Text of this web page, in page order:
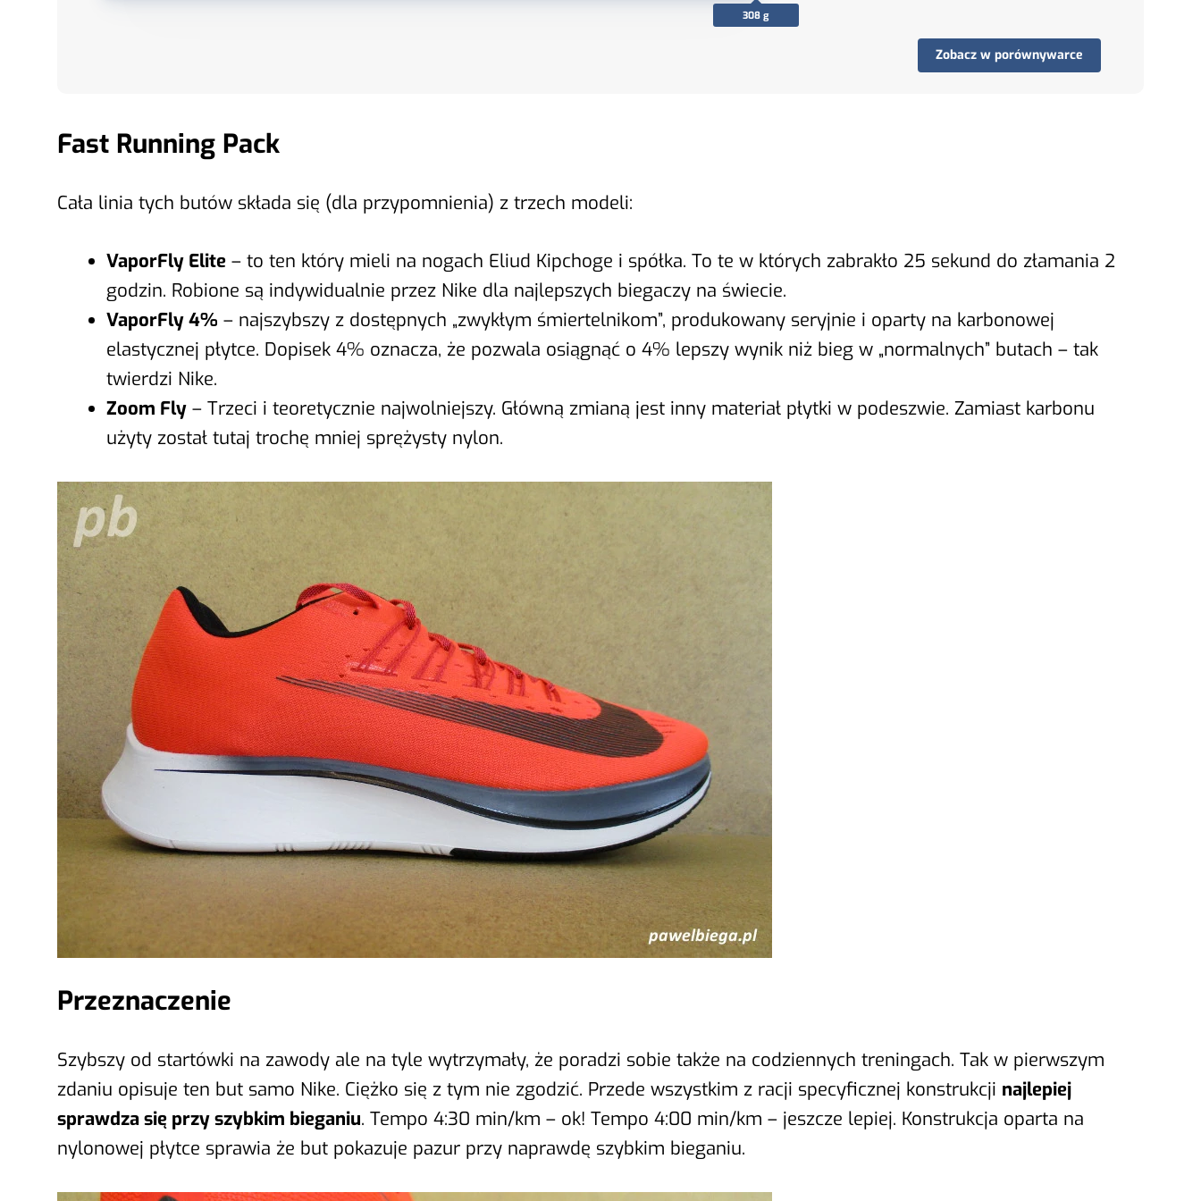
308 g
Zobacz w porównywarce
Fast Running Pack
Cała linia tych butów składa się (dla przypomnienia) z trzech modeli:
VaporFly Elite– to ten który mieli na nogach Eliud Kipchoge i spółka. To te w których zabrakło 25 sekund do złamania 2
godzin. Robione są indywidualnie przez Nike dla najlepszych biegaczy na świecie.
VaporFly 4% – najszybszy z dostępnych „zwykłym śmiertelnikom”, produkowany seryjnie i oparty na karbonowej
elastycznej płytce. Dopisek 4% oznacza, że pozwala osiągnąć o 4% lepszy wynik niż bieg w „normalnych” butach – tak
twierdzi Nike.
Zoom Fly– Trzeci i teoretycznie najwolniejszy. Główną zmianą jest inny materiał płytki w podeszwie. Zamiast karbonu
użyty został tutaj trochę mniej sprężysty nylon.
Przeznaczenie
Szybszy od startówki na zawody ale na tyle wytrzymały, że poradzi sobie także na codziennych treningach. Tak w pierwszym
zdaniu opisuje ten but samo Nike. Ciężko się z tym nie zgodzić. Przede wszystkim z racji specyficznej konstrukcji najlepiej
sprawdza się przy szybkim bieganiu. Tempo 4:30 min/km – ok! Tempo 4:00 min/km – jeszcze lepiej. Konstrukcja oparta na
nylonowej płytce sprawia że but pokazuje pazur przy naprawdę szybkim bieganiu.